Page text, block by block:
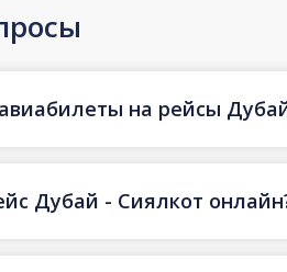
на рейсы
Дубай - Сиялкот